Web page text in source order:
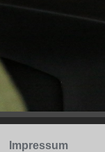
Impressum